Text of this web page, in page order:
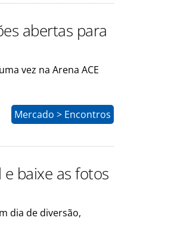
abertas para
vez na Arena ACE
Mercado > Encontros
e baixe as fotos
dia de diversão,